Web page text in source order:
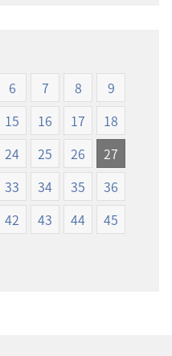
オ
プ
ショ
ン
界
オ
プ
ショ
ン
界
6 7 8
9
15 16 17
18
24 25 26
27
33 34 35
36
42 43 44
45